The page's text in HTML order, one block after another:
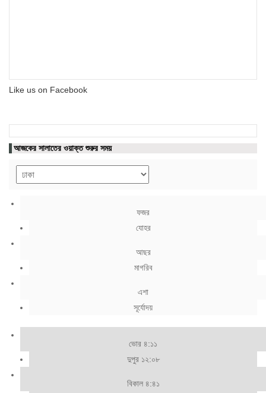
Like us on Facebook
আজকের সালাতের ওয়াক্ত শুরুর সময়
ফজর
যোহর
আছর
মাগরিব
এশা
সূর্যোদয়
ভোর ৪:১১
দুপুর ১২:০৮
বিকাল ৪:৪১